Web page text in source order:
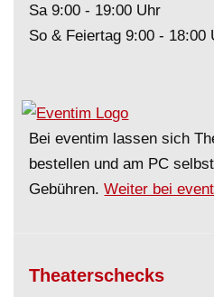
Sa 9:00 - 19:00 Uhr
So & Feiertag 9:00 - 18:00
Bei eventim lassen sich
bestellen und am PC
Gebühren.Weiter bei
Theaterschecks